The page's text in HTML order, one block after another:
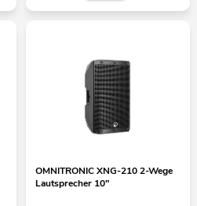
OMNITRONIC XNG-210 2-Wege
Lautsprecher 10"